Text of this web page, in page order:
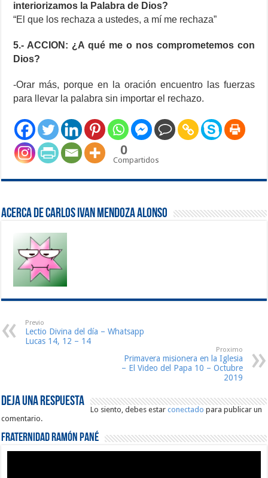
interiorizamos la Palabra de Dios?
“El que los rechaza a ustedes, a mí me rechaza”
5.- ACCION: ¿A qué me o nos comprometemos con
Dios?
-Orar más, porque en la oración encuentro las fuerzas
para llevar la palabra sin importar el rechazo.
0
Compartidos
Acerca de Carlos ivan Mendoza Alonso
Previo
Lectio Divina del día – Whatsapp
Lucas 14, 12 – 14
Proximo
Primavera misionera en la Iglesia
– El Video del Papa 10 – Octubre
2019
Deja una respuesta
Lo siento, debes estarconectado para publicar un
comentario.
Fraternidad Ramón Pané